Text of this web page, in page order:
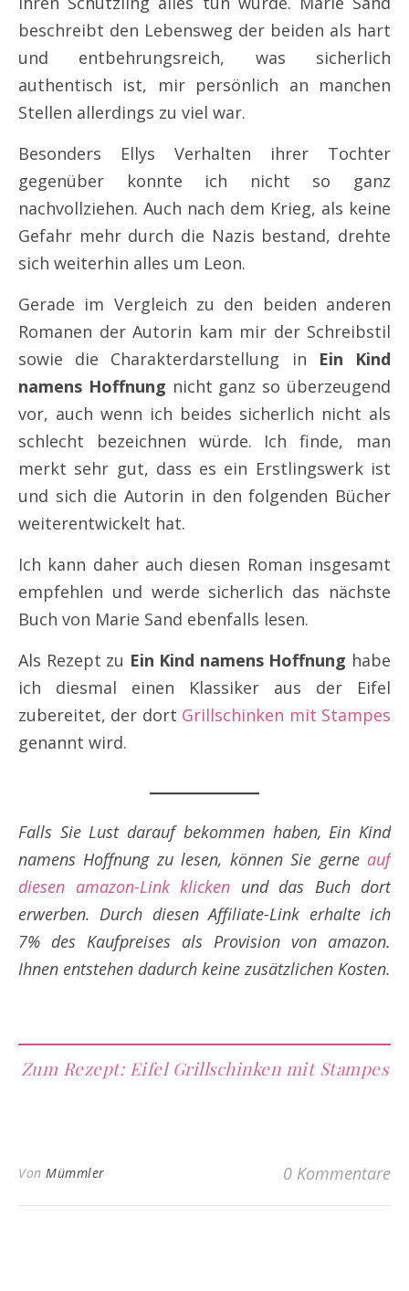
beschreibt den Lebensweg der beiden als hart
und entbehrungsreich, was sicherlich
authentisch ist, mir persönlich an manchen
Stellen allerdings zu viel war.
Besonders Ellys Verhalten ihrer Tochter
gegenüber konnte ich nicht so ganz
nachvollziehen. Auch nach dem Krieg, als keine
Gefahr mehr durch die Nazis bestand, drehte
sich weiterhin alles um Leon.
Gerade im Vergleich zu den beiden anderen
Romanen der Autorin kam mir der Schreibstil
sowie die Charakterdarstellung in Ein Kind
namens Hoffnung nicht ganz so überzeugend
vor, auch wenn ich beides sicherlich nicht als
schlecht bezeichnen würde. Ich finde, man
merkt sehr gut, dass es ein Erstlingswerk ist
und sich die Autorin in den folgenden Bücher
weiterentwickelt hat.
Ich kann daher auch diesen Roman insgesamt
empfehlen und werde sicherlich das nächste
Buch von Marie Sand ebenfalls lesen.
Als Rezept zu Ein Kind namens Hoffnung habe
ich diesmal einen Klassiker aus der Eifel
zubereitet, der dort Grillschinken mit Stampes
genannt wird.
Falls Sie Lust darauf bekommen haben,Ein Kind
namens Hoffnungzu lesen, können Sie gerne auf
diesen amazon-Link klicken und das Buch dort
erwerben. Durch diesen Affiliate-Link erhalte ich
7% des Kaufpreises als Provision von amazon.
Ihnen entstehen dadurch keine zusätzlichen Kosten.
Zum Rezept: Eifel Grillschinken mit Stampes
Von Mümmler 0 Kommentare